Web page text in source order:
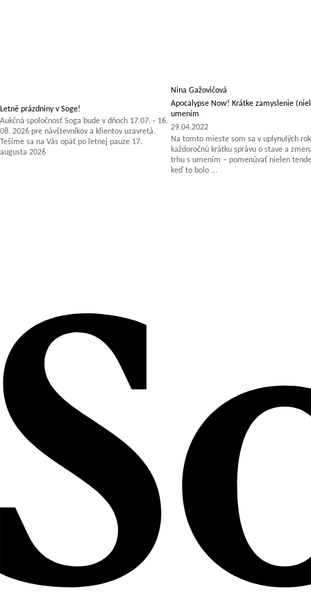
Letné prázdniny v Soge!
Aukčná spoločnosť Soga bude v dňoch 17.07. - 16.
08. 2026 pre návštevníkov a klientov uzavretá.
Tešíme sa na Vás opäť po letnej pauze 17.
augusta 2026
Nina Gažovičová
Apocalypse Now! Krátke zamyslenie
umením
29.04.2022
Na tomto mieste som sa v uplynulých
každoročnú krátku správu o stave a
trhu s umením – pomenúvať nielen
keď to bolo ...